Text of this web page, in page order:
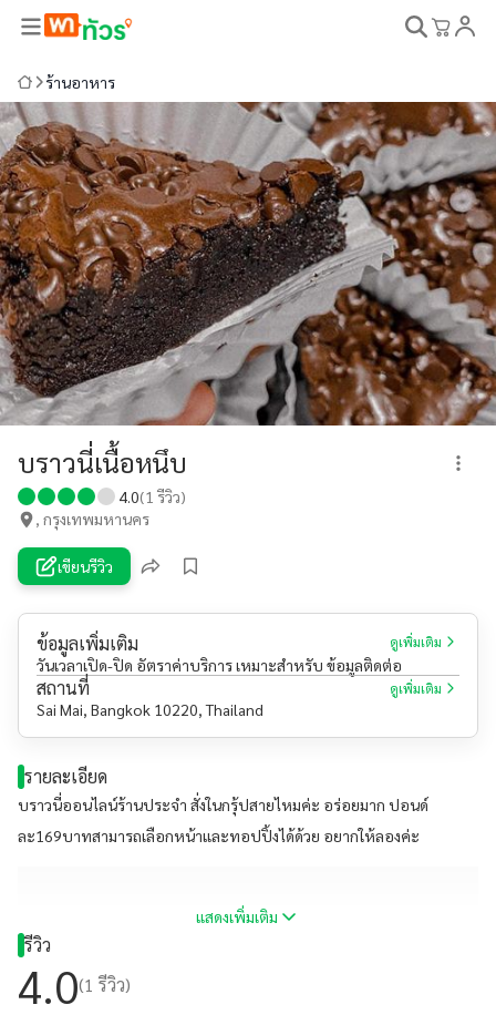
ร้านอาหาร
บราวนี่เนื้อหนึบ
4.0(1 รีวิว)
, กรุงเทพมหานคร
เขียนรีวิว
ข้อมูลเพิ่มเติม ดูเพิ่มเติม
วันเวลาเปิด-ปิด อัตราค่าบริการ เหมาะสำหรับ ข้อมูลติดต่อ
สถานที่ ดูเพิ่มเติม
Sai Mai, Bangkok 10220, Thailand
รายละเอียด
บราวนี่ออนไลน์ร้านประจำ สั่งในกรุ้ปสายไหมค่ะ อร่อยมาก ปอนด์
ละ169บาทสามารถเลือกหน้าและทอปปิ้งได้ด้วย อยากให้ลองค่ะ
แสดงเพิ่มเติม
รีวิว
4.0(1 รีวิว)